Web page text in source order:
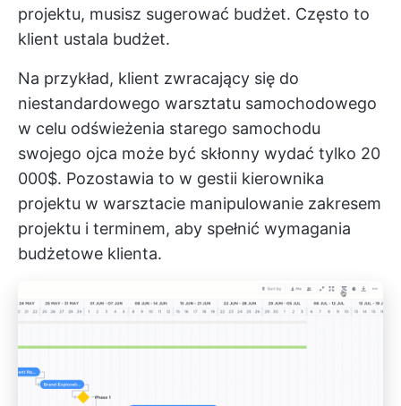
projektu, musisz sugerować budżet. Często to
klient ustala budżet.
Na przykład, klient zwracający się do
niestandardowego warsztatu samochodowego
w celu odświeżenia starego samochodu
swojego ojca może być skłonny wydać tylko 20
000$. Pozostawia to w gestii kierownika
projektu w warsztacie manipulowanie zakresem
projektu i terminem, aby spełnić wymagania
budżetowe klienta.